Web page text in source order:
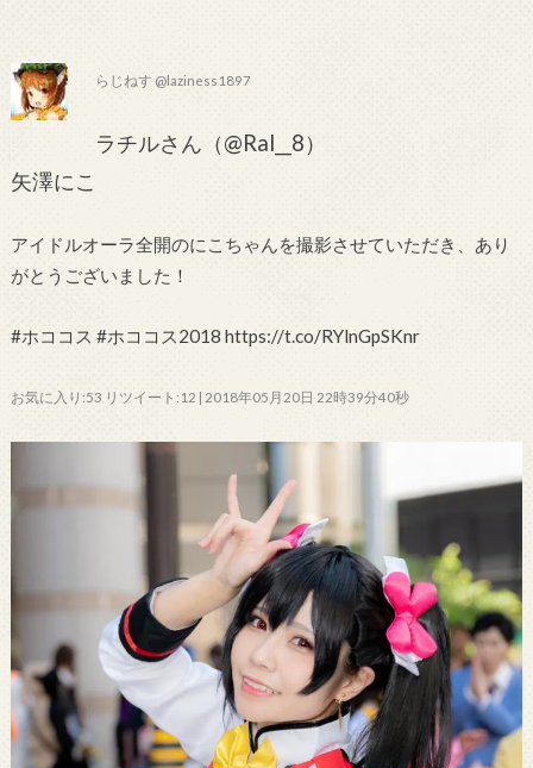
らじねす @laziness1897
ラチルさん（@Ral__8）
矢澤にこ
アイドルオーラ全開のにこちゃんを撮影させていただき、あり
がとうございました！
#ホココス #ホココス2018 https://t.co/RYlnGpSKnr
お気に入り:53 リツイート:12 | 2018年05月20日 22時39分40秒